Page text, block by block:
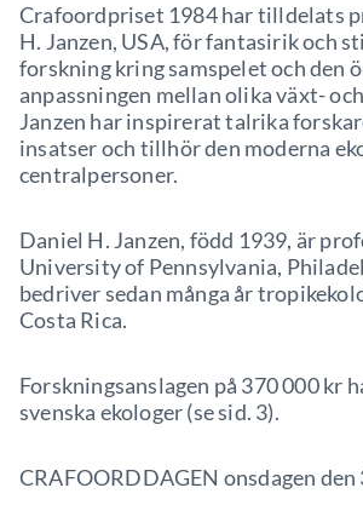
Crafoordpriset 1984 har tilldelats
H. Janzen, USA, för fantasirik och
forskning kring samspelet och den
anpassningen mellan olika växt-
Janzen har inspirerat talrika
insatser och tillhör den moderna
centralpersoner.
Daniel H. Janzen, född 1939, är
University of Pennsylvania,
bedriver sedan många år
Costa Rica.
Forskningsanslagen på 370 000 kr
svenska ekologer (se sid. 3).
CRAFOORDDAGEN onsdagen